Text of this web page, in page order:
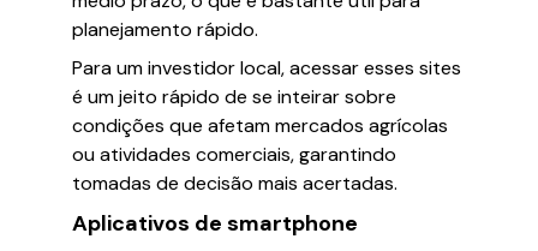
planejamento rápido.
Para um investidor local, acessar esses sites
é um jeito rápido de se inteirar sobre
condições que afetam mercados agrícolas
ou atividades comerciais, garantindo
tomadas de decisão mais acertadas.
Aplicativos de smartphone